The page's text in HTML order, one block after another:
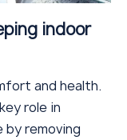
indoor
and health.
role in
by removing